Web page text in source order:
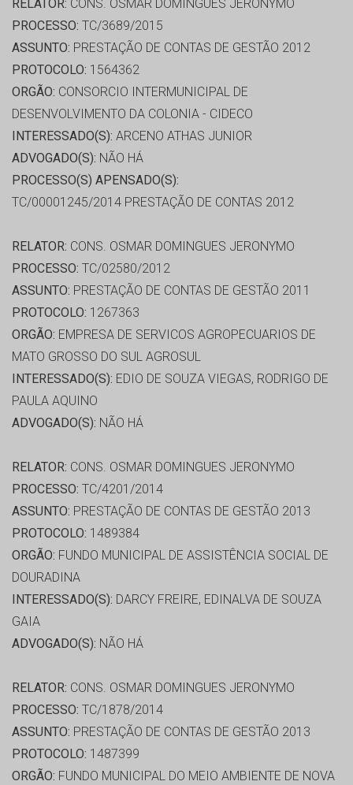
RELATOR: CONS. OSMAR DOMINGUES JERONYMO
PROCESSO: TC/3689/2015
ASSUNTO: PRESTAÇÃO DE CONTAS DE GESTÃO 2012
PROTOCOLO: 1564362
ORGÃO: CONSORCIO INTERMUNICIPAL DE
DESENVOLVIMENTO DA COLONIA - CIDECO
INTERESSADO(S): ARCENO ATHAS JUNIOR
ADVOGADO(S): NÃO HÁ
PROCESSO(S) APENSADO(S):
TC/00001245/2014 PRESTAÇÃO DE CONTAS 2012
RELATOR: CONS. OSMAR DOMINGUES JERONYMO
PROCESSO: TC/02580/2012
ASSUNTO: PRESTAÇÃO DE CONTAS DE GESTÃO 2011
PROTOCOLO: 1267363
ORGÃO: EMPRESA DE SERVICOS AGROPECUARIOS DE
MATO GROSSO DO SUL AGROSUL
INTERESSADO(S): EDIO DE SOUZA VIEGAS, RODRIGO DE
PAULA AQUINO
ADVOGADO(S): NÃO HÁ
RELATOR: CONS. OSMAR DOMINGUES JERONYMO
PROCESSO: TC/4201/2014
ASSUNTO: PRESTAÇÃO DE CONTAS DE GESTÃO 2013
PROTOCOLO: 1489384
ORGÃO: FUNDO MUNICIPAL DE ASSISTÊNCIA SOCIAL DE
DOURADINA
INTERESSADO(S): DARCY FREIRE, EDINALVA DE SOUZA
GAIA
ADVOGADO(S): NÃO HÁ
RELATOR: CONS. OSMAR DOMINGUES JERONYMO
PROCESSO: TC/1878/2014
ASSUNTO: PRESTAÇÃO DE CONTAS DE GESTÃO 2013
PROTOCOLO: 1487399
ORGÃO: FUNDO MUNICIPAL DO MEIO AMBIENTE DE NOVA